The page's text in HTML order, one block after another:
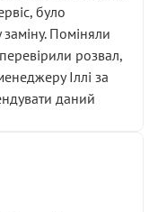
було
Поміняли
розвал,
Іллі за
даний